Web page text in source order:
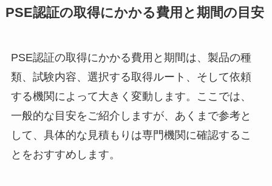
PSE認証の取得にかかる費用と期間の目安
PSE認証の取得にかかる費用と期間は、製品の種
類、試験内容、選択する取得ルート、そして依頼
する機関によって大きく変動します。ここでは、
一般的な目安をご紹介しますが、あくまで参考と
して、具体的な見積もりは専門機関に確認するこ
とをおすすめします。